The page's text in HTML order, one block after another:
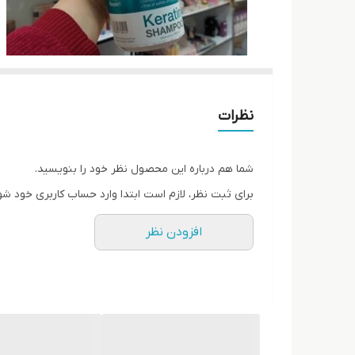
نظرات
شما هم درباره این محصول نظر خود را بنویسید.
برای ثبت نظر، لازم است ابتدا وارد حساب کاربری خود
افزودن نظر